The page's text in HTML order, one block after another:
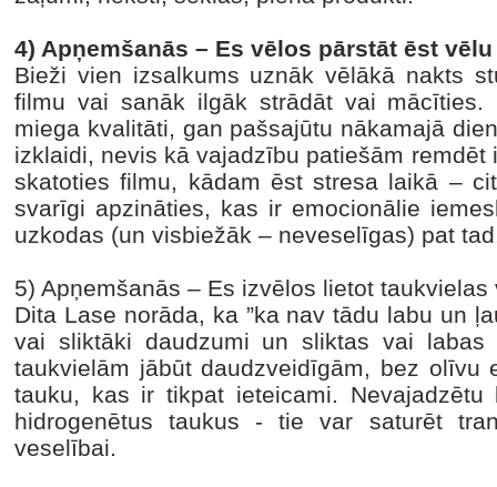
4) Apņemšanās – Es vēlos pārstāt ēst
Bieži vien izsalkums uznāk vēlākā nakts
filmu vai sanāk ilgāk strādāt vai mācīties.
miega kvalitāti, gan pašsajūtu nākamajā
izklaidi, nevis kā vajadzību patiešām
skatoties filmu, kādam ēst stresa laikā –
svarīgi apzināties, kas ir emocionālie
uzkodas (un visbiežāk – neveselīgas) pat
5) Apņemšanās – Es izvēlos lietot
Dita Lase norāda, ka ”ka nav tādu labu un
vai sliktāki daudzumi un sliktas vai labas
taukvielām jābūt daudzveidīgām, bez
tauku, kas ir tikpat ieteicami.
hidrogenētus taukus - tie var saturēt
veselībai.